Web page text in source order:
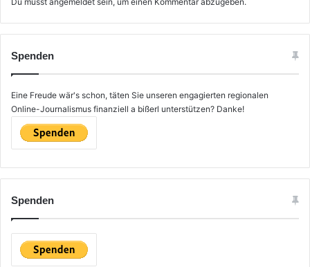
Spenden
Eine Freude wär's schon, täten Sie unseren engagierten regionalen
Online-Journalismus finanziell a bißerl unterstützen? Danke!
Spenden